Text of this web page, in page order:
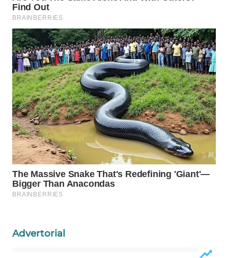
Advertorial
NATUNA
WN
BINTAN
WN
MANDALIKA
WN
LIKUPANG
WN
LABUANBAJO
WN
BORNEO
Media
Group